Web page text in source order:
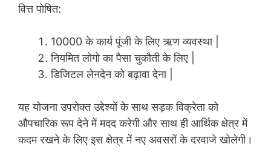
वित्त पोषित:
10000 के कार्य पूंजी के लिए ऋण व्यवस्था |
नियमित लोगो का पैसा चुकौती के लिए |
डिजिटल लेनदेन को बढ़ावा देना |
यह योजना उपरोक्त उद्देश्यों के साथ सड़क विक्रेता को
औपचारिक रूप देने में मदद करेगी और साथ ही आर्थिक क्षेत्र में
कदम रखने के लिए इस क्षेत्र में नए अवसरों के दरवाजे खोलेगी।